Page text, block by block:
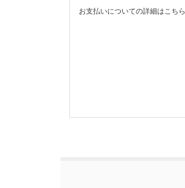
お支払いについての詳細はこちら